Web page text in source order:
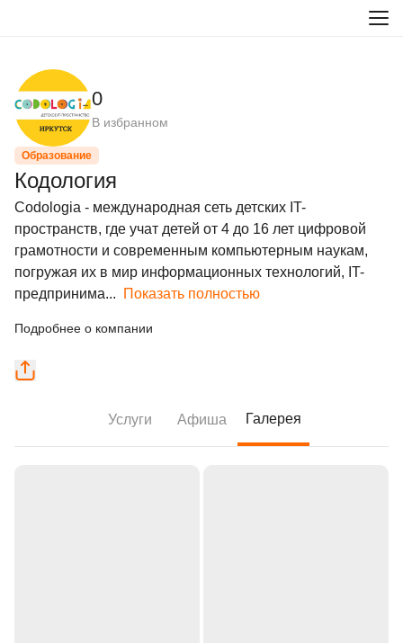
0
В избранном
Образование
Кодология
Codologia - международная сеть детских IT-
пространств, где учат детей от 4 до 16 лет цифровой
грамотности и современным компьютерным наукам,
погружая их в мир информационных технологий, IT-
предпринима... Показать полностью
Подробнее о компании
Услуги Афиша Галерея